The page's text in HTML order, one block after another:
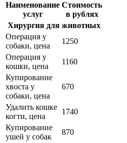
Наименование
услуг
Стоимость
в рублях
Хирургия для животных
Операция у
собаки, цена
1250
Операция у
кошки, цена
1160
Купирование
хвоста у
собаки, цена
670
Удалить кошке
когти, цена
1740
Купирование
ушей у собак
870